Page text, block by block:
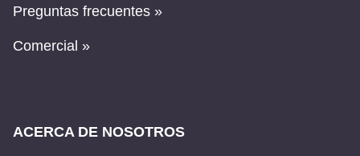
Preguntas frecuentes »
Comercial »
ACERCA DE NOSOTROS